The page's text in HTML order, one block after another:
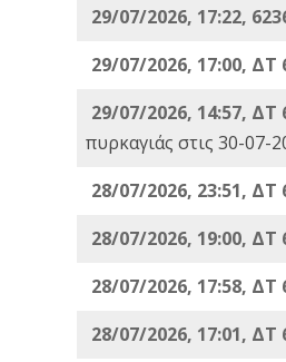
29/07/2026, 17:22,
29/07/2026, 17:00, ΔΤ
29/07/2026, 14:57, ΔΤ
πυρκαγιάς στις 30-07-
28/07/2026, 23:51, ΔΤ
28/07/2026, 19:00, ΔΤ
28/07/2026, 17:58, ΔΤ
28/07/2026, 17:01, ΔΤ